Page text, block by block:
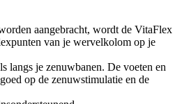
aangebracht, wordt de VitaFlex
van je wervelkolom op je
langs je zenuwbanen. De voeten en
op de zenuwstimulatie en de